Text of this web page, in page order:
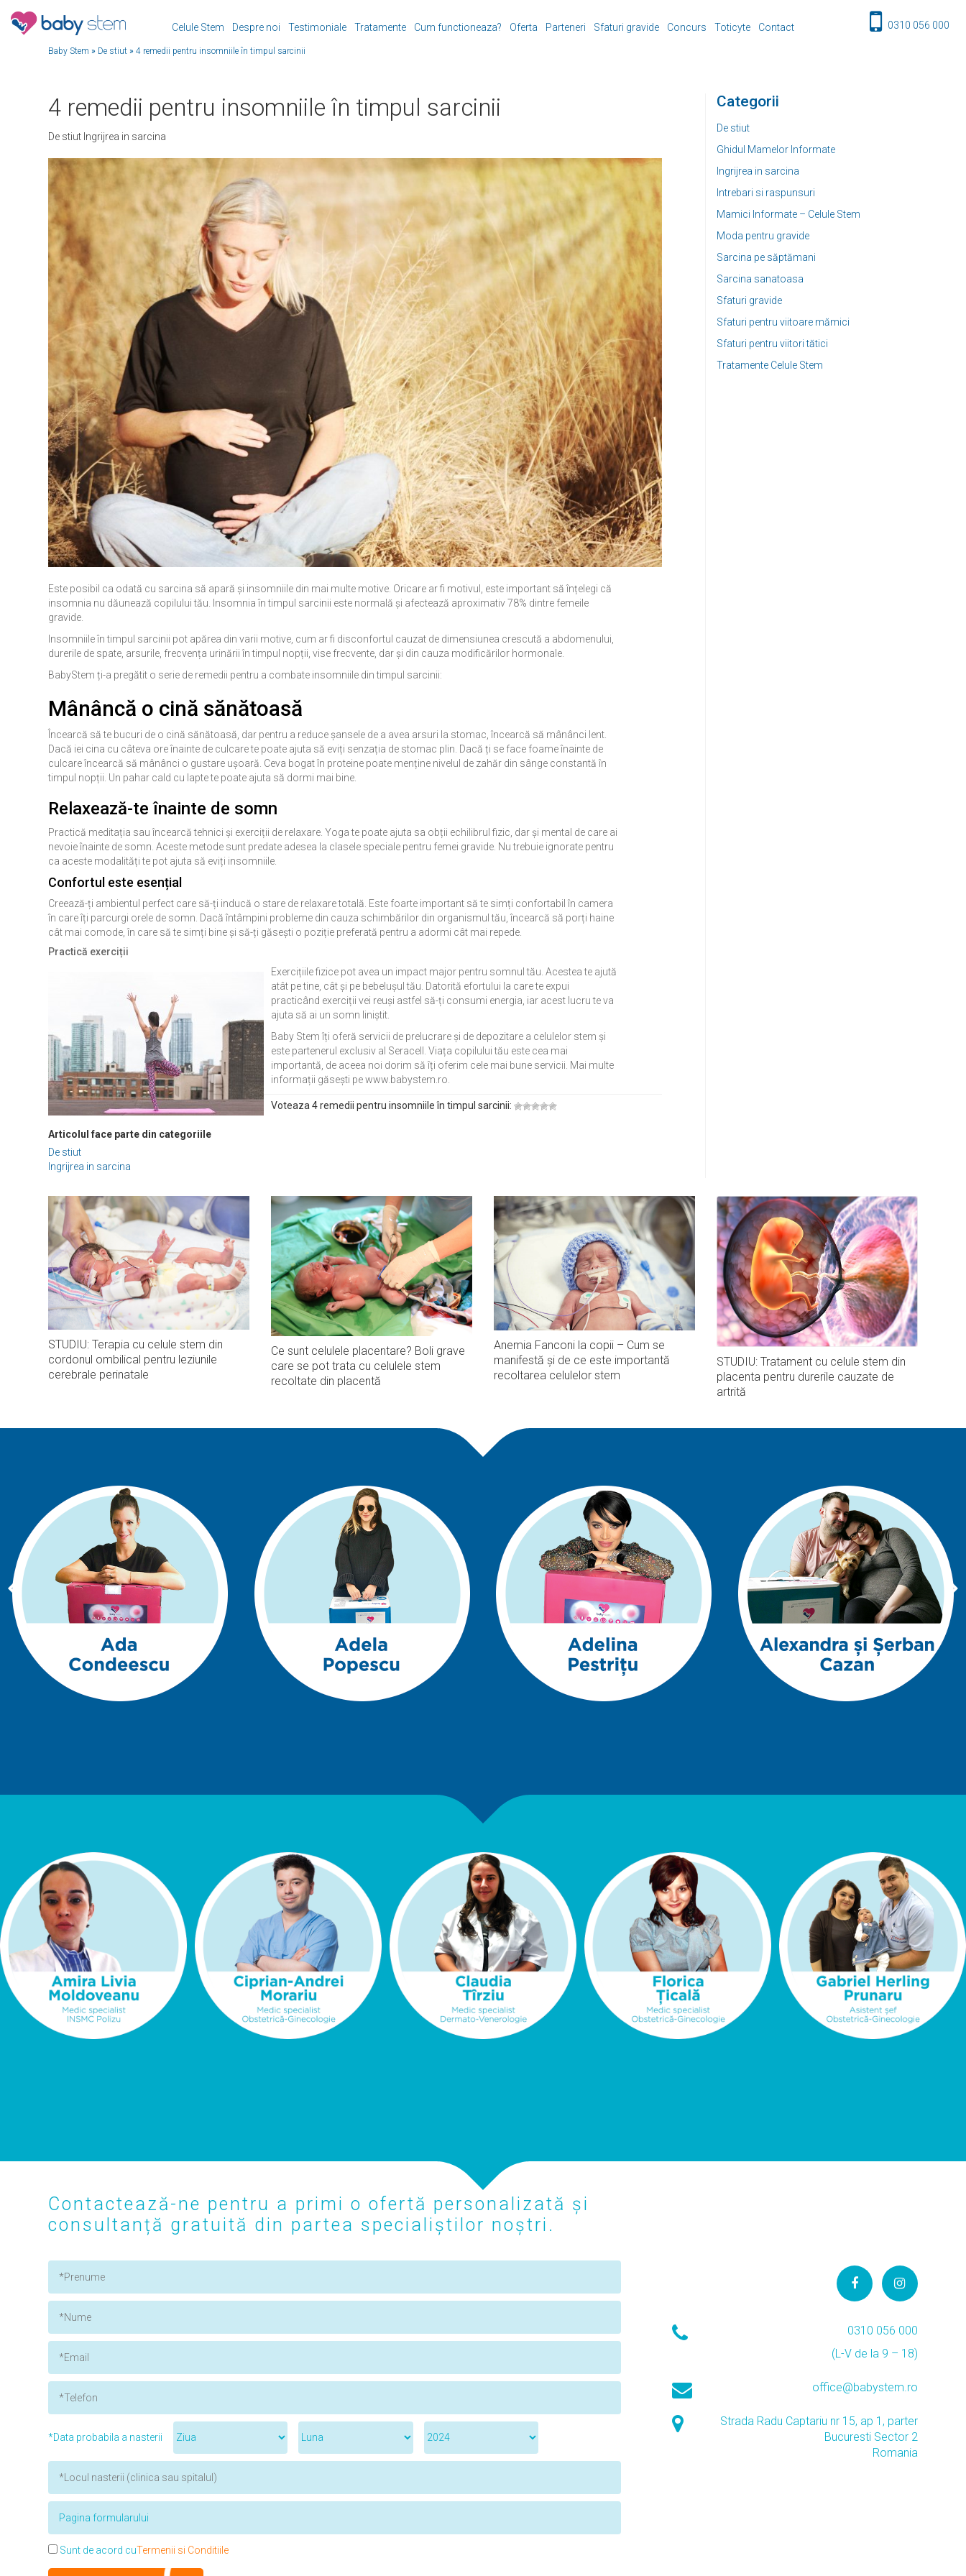
Celule Stem Despre noi Testimoniale Tratamente Cum functioneaza? Oferta Parteneri Sfaturi gravide Concurs Toticyte Contact 0310 056 000
Baby Stem » De stiut » 4 remedii pentru insomniile în timpul sarcinii
Categorii
De stiut
Ghidul Mamelor Informate
Ingrijrea in sarcina
Intrebari si raspunsuri
Mamici Informate – Celule Stem
Moda pentru gravide
Sarcina pe săptămani
Sarcina sanatoasa
Sfaturi gravide
Sfaturi pentru viitoare mămici
Sfaturi pentru viitori tătici
Tratamente Celule Stem
4 remedii pentru insomniile în timpul sarcinii
De stiut Ingrijrea in sarcina
Este posibil ca odată cu sarcina să apară și insomniile din mai multe motive. Oricare ar fi motivul, este important să înțelegi că
insomnia nu dăunează copilului tău. Insomnia în timpul sarcinii este normală și afectează aproximativ 78% dintre femeile
gravide.
Insomniile în timpul sarcinii pot apărea din varii motive, cum ar fi disconfortul cauzat de dimensiunea crescută a abdomenului,
durerile de spate, arsurile, frecvența urinării în timpul nopții, vise frecvente, dar și din cauza modificărilor hormonale.
BabyStem ți-a pregătit o serie de remedii pentru a combate insomniile din timpul sarcinii:
Mânâncă o cină sănătoasă
Încearcă să te bucuri de o cină sănătoasă, dar pentru a reduce șansele de a avea arsuri la stomac, încearcă să mânânci lent.
Dacă iei cina cu câteva ore înainte de culcare te poate ajuta să eviți senzația de stomac plin. Dacă ți se face foame înainte de
culcare încearcă să mânânci o gustare ușoară. Ceva bogat în proteine poate menține nivelul de zahăr din sânge constantă în
timpul nopții. Un pahar cald cu lapte te poate ajuta să dormi mai bine.
Relaxează-te înainte de somn
Practică meditația sau încearcă tehnici și exerciții de relaxare. Yoga te poate ajuta sa obții echilibrul fizic, dar și mental de care ai
nevoie înainte de somn. Aceste metode sunt predate adesea la clasele speciale pentru femei gravide. Nu trebuie ignorate pentru
ca aceste modalități te pot ajuta să eviți insomniile.
Confortul este esențial
Creează-ți ambientul perfect care să-ți inducă o stare de relaxare totală. Este foarte important să te simți confortabil în camera
în care îți parcurgi orele de somn. Dacă întâmpini probleme din cauza schimbărilor din organismul tău, încearcă să porți haine
cât mai comode, în care să te simți bine și să-ți găsești o poziție preferată pentru a adormi cât mai repede.
Practică exerciții
Exercițiile fizice pot avea un impact major pentru somnul tău. Acestea te ajută
atât pe tine, cât și pe bebelușul tău. Datorită efortului la care te expui
practicând exerciții vei reuși astfel să-ți consumi energia, iar acest lucru te va
ajuta să ai un somn liniștit.
Baby Stem îți oferă servicii de prelucrare și de depozitare a celulelor stem și
este partenerul exclusiv al Seracell. Viața copilului tău este cea mai
importantă, de aceea noi dorim să îți oferim cele mai bune servicii. Mai multe
informații găsești pe www.babystem.ro.
Voteaza 4 remedii pentru insomniile în timpul sarcinii:
Articolul face parte din categoriile
De stiut
Ingrijrea in sarcina
STUDIU: Terapia cu celule stem din
cordonul ombilical pentru leziunile
cerebrale perinatale
Ce sunt celulele placentare? Boli grave
care se pot trata cu celulele stem
recoltate din placentă
Anemia Fanconi la copii – Cum se
manifestă și de ce este importantă
recoltarea celulelor stem
STUDIU: Tratament cu celule stem din
placenta pentru durerile cauzate de
artrită
Contactează-ne pentru a primi o ofertă personalizată și
consultanță gratuită din partea specialiștilor noștri.
*Data probabila a nasterii
Sunt de acord cuTermenii si Conditiile
0310 056 000
(L-V de la 9 – 18)
office@babystem.ro
Strada Radu Captariu nr 15, ap 1, parter
Bucuresti Sector 2
Romania